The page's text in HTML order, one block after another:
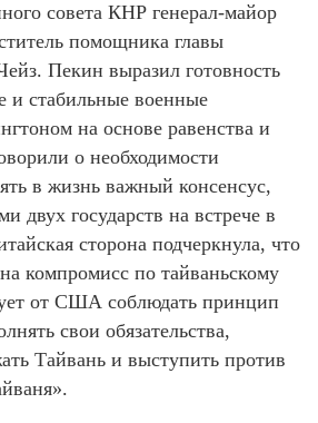
совета КНР генерал-майор
помощника главы
Пекин выразил готовность
и стабильные военные
на основе равенства и
о необходимости
в жизнь важный консенсус,
двух государств на встрече в
сторона подчеркнула, что
компромисс по тайваньскому
от США соблюдать принцип
свои обязательства,
Тайвань и выступить против